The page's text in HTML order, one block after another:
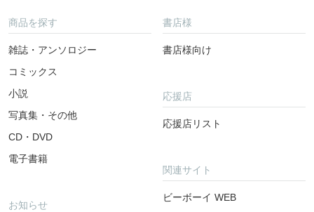
商品を探す
雑誌・アンソロジー
コミックス
小説
写真集・その他
CD・DVD
電子書籍
お知らせ
書店様
書店様向け
応援店
応援店リスト
関連サイト
ビーボーイ WEB